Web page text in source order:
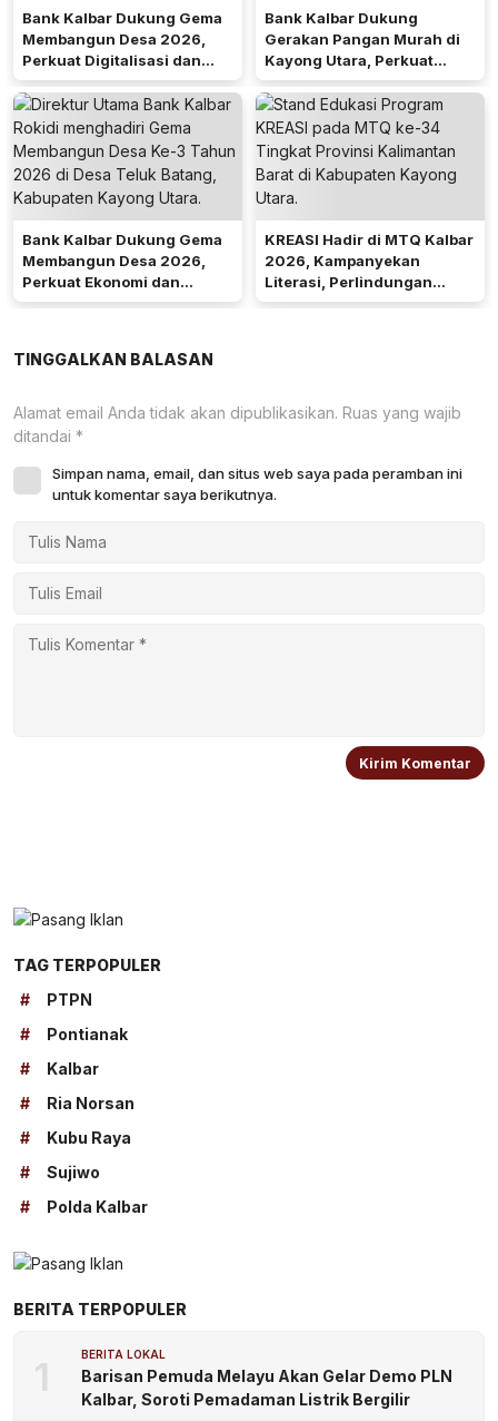
Bank Kalbar Dukung Gema
Membangun Desa 2026,
Perkuat Digitalisasi dan
Ekonomi Desa Teluk Batang
Bank Kalbar Dukung
Gerakan Pangan Murah di
Kayong Utara, Perkuat
Akses Keuangan
Masyarakat
Bank Kalbar Dukung Gema
Membangun Desa 2026,
Perkuat Ekonomi dan
Kemandirian Desa di Kalbar
KREASI Hadir di MTQ Kalbar
2026, Kampanyekan
Literasi, Perlindungan
Anak, dan Wajib Belajar 13
TINGGALKAN BALASAN
Alamat email Anda tidak akan dipublikasikan. Ruas yang wajib
ditandai *
Simpan nama, email, dan situs web saya pada peramban ini
untuk komentar saya berikutnya.
TAG TERPOPULER
#
PTPN
#
Pontianak
#
Kalbar
#
Ria Norsan
#
Kubu Raya
#
Sujiwo
#
Polda Kalbar
BERITA TERPOPULER
1 BERITA LOKAL
Barisan Pemuda Melayu Akan Gelar Demo PLN
Kalbar, Soroti Pemadaman Listrik Bergilir